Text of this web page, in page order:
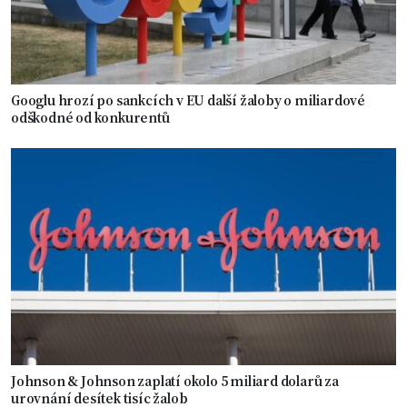
Googlu hrozí po sankcích v EU další žaloby o miliardové
odškodné od konkurentů
Johnson & Johnson zaplatí okolo 5 miliard dolarů za
urovnání desítek tisíc žalob